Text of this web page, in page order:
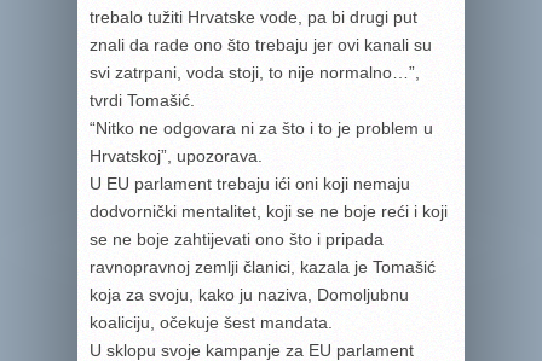
trebalo tužiti Hrvatske vode, pa bi drugi put
znali da rade ono što trebaju jer ovi kanali su
svi zatrpani, voda stoji, to nije normalno…”,
tvrdi Tomašić.
“Nitko ne odgovara ni za što i to je problem u
Hrvatskoj”, upozorava.
U EU parlament trebaju ići oni koji nemaju
dodvornički mentalitet, koji se ne boje reći i koji
se ne boje zahtijevati ono što i pripada
ravnopravnoj zemlji članici, kazala je Tomašić
koja za svoju, kako ju naziva, Domoljubnu
koaliciju, očekuje šest mandata.
U sklopu svoje kampanje za EU parlament